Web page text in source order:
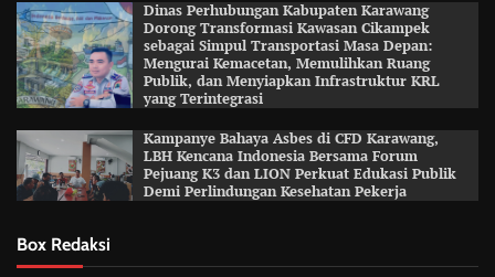
Dinas Perhubungan Kabupaten Karawang
Dorong Transformasi Kawasan Cikampek
sebagai Simpul Transportasi Masa Depan:
Mengurai Kemacetan, Memulihkan Ruang
Publik, dan Menyiapkan Infrastruktur KRL
yang Terintegrasi
Kampanye Bahaya Asbes di CFD Karawang,
LBH Kencana Indonesia Bersama Forum
Pejuang K3 dan LION Perkuat Edukasi Publik
Demi Perlindungan Kesehatan Pekerja
Box Redaksi